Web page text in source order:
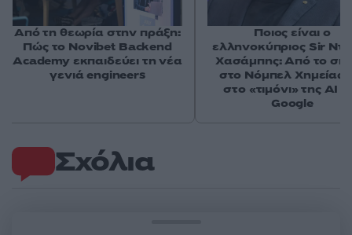
Σχόλια
Από τη θεωρία στην πράξη:
Πώς το Novibet Backend
Academy εκπαιδεύει τη νέα
γενιά engineers
Ποιος είναι ο
ελληνοκύπριος Sir
Χασάμπης: Από το
στο Νόμπελ Χημείας
στο «τιμόνι» της AI
Google